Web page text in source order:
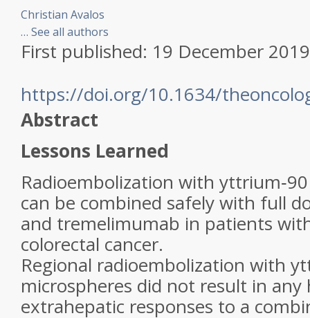
Christian Avalos
… See all authors
First published: 19 December 2019
https://doi.org/10.1634/
Abstract
Lessons Learned
Radioembolization with
can be combined safely with full
and tremelimumab in patients
colorectal cancer.
Regional radioembolization with
microspheres did not result in any
extrahepatic responses to a